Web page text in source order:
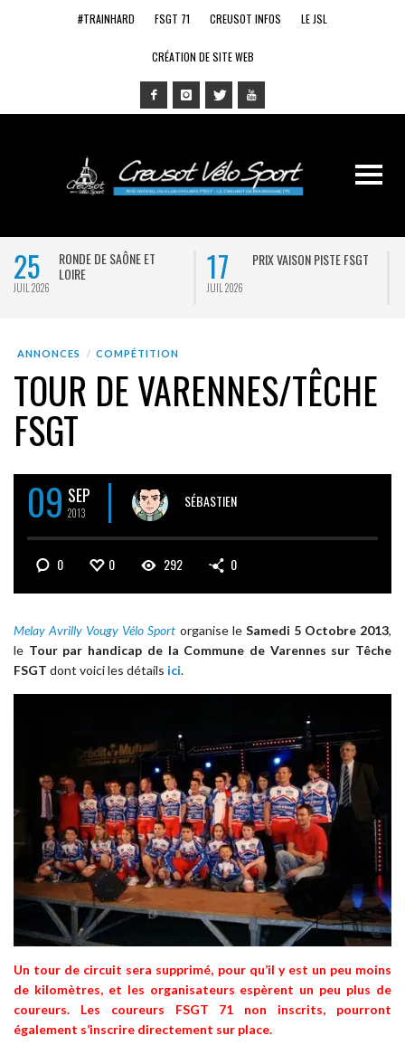
#TRAINHARD FSGT 71 CREUSOT INFOS LE JSL
CRÉATION DE SITE WEB
25
JUIL 2026
RONDE DE SAÔNE ET
LOIRE
17
JUIL 2026
PRIX VAISON PISTE FSGT
ANNONCES COMPÉTITION
TOUR DE VARENNES/TÊCHE
FSGT
09 SEP
2013
SÉBASTIEN
0 0 292 0
Melay Avrilly Vougy Vélo Sport organise le Samedi 5 Octobre 2013,
le Tour par handicap de la Commune de Varennes sur Têche
FSGT dont voici les détails ici.
Un tour de circuit sera supprimé, pour qu’il y est un peu moins
de kilomètres, et les organisateurs espèrent un peu plus de
coureurs. Les coureurs FSGT 71 non inscrits, pourront
également s’inscrire directement sur place.